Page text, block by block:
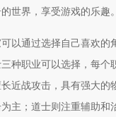
世界，享受游戏的乐趣。
以通过选择自己喜欢的
种职业可以选择，每个
近战攻击，具有强大的
主；道士则注重辅助和